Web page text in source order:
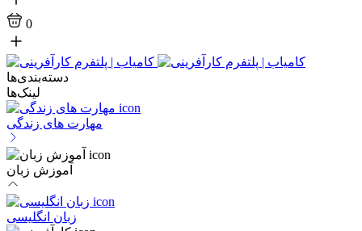
0
دسته‌بندی‌ها
لینک‌ها
مهارت های زندگی
آموزش زبان
زبان انگلیسی